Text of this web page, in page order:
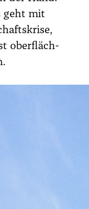
geht mit
ober­fläch­